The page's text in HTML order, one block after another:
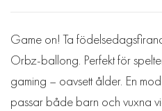
Game on! Ta
Orbz-ballong. Perfekt för
gaming – oavsett ålder. En
passar både barn och vuxna